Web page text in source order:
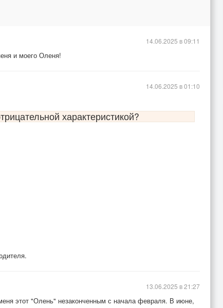
и моего Оленя!
14.06.2025 в 09:11
характеристикой?
14.06.2025 в 01:10
этот "Олень" незаконченным с начала февраля. В июне,
13.06.2025 в 21:27